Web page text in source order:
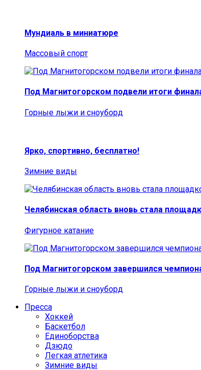
Мундиаль в миниатюре
Массовый спорт
Под Магнитогорском подвели итоги
Горные лыжи и сноуборд
Ярко, спортивно, бесплатно!
Зимние виды
Челябинская область вновь стала
Фигурное катание
Под Магнитогорском завершился
Горные лыжи и сноуборд
Пресса
Хоккей
Баскетбол
Единоборства
Дзюдо
Легкая атлетика
Зимние виды